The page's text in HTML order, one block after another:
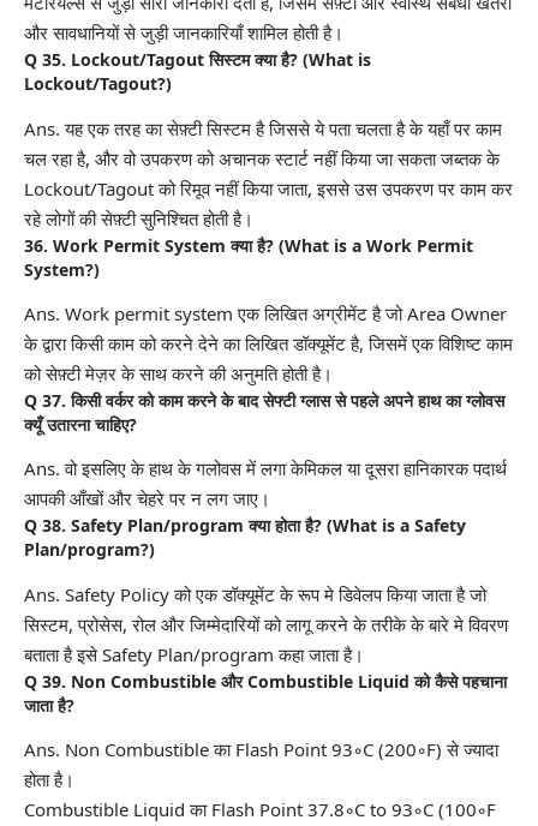
और सावधानियों से जुड़ी जानकारियाँ शामिल होती है।
Q 35. Lockout/Tagout सिस्टम क्या है? (What is
Lockout/Tagout?)
Ans. यह एक तरह का सेफ़्टी सिस्टम है जिससे ये पता चलता है के यहाँ पर काम
चल रहा है, और वो उपकरण को अचानक स्टार्ट नहीं किया जा सकता जब्तक के
Lockout/Tagout को रिमूव नहीं किया जाता, इससे उस उपकरण पर काम कर
रहे लोगों की सेफ़्टी सुनिश्चित होती है।
36. Work Permit System क्या है? (What is a Work Permit
System?)
Ans. Work permit system एक लिखित अग्रीमेंट है जो Area Owner
के द्वारा किसी काम को करने देने का लिखित डॉक्यूमेंट है, जिसमें एक विशिष्ट काम
को सेफ़्टी मेज़र के साथ करने की अनुमति होती है।
Q 37. किसी वर्कर को काम करने के बाद सेफ्टी ग्लास से पहले अपने हाथ का ग्लोवस
क्यूँ उतारना चाहिए?
Ans. वो इसलिए के हाथ के गलोवस में लगा केमिकल या दूसरा हानिकारक पदार्थ
आपकी आँखों और चेहरे पर न लग जाए।
Q 38. Safety Plan/program क्या होता है? (What is a Safety
Plan/program?)
Ans. Safety Policy को एक डॉक्यूमेंट के रूप मे डिवेलप किया जाता है जो
सिस्टम, प्रोसेस, रोल और जिम्मेदारियों को लागू करने के तरीके के बारे मे विवरण
बताता है इसे Safety Plan/program कहा जाता है।
Q 39. Non Combustible और Combustible Liquid को कैसे पहचाना
जाता है?
Ans. Non Combustible का Flash Point 93◦C (200◦F) से ज्यादा
होता है।
Combustible Liquid का Flash Point 37.8◦C to 93◦C (100◦F